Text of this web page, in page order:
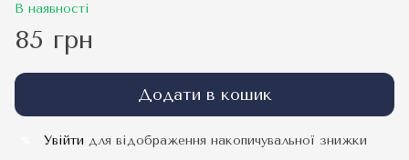
В наявності
85 грн
Додати в кошик
Увійти для відображення накопичувальної знижки